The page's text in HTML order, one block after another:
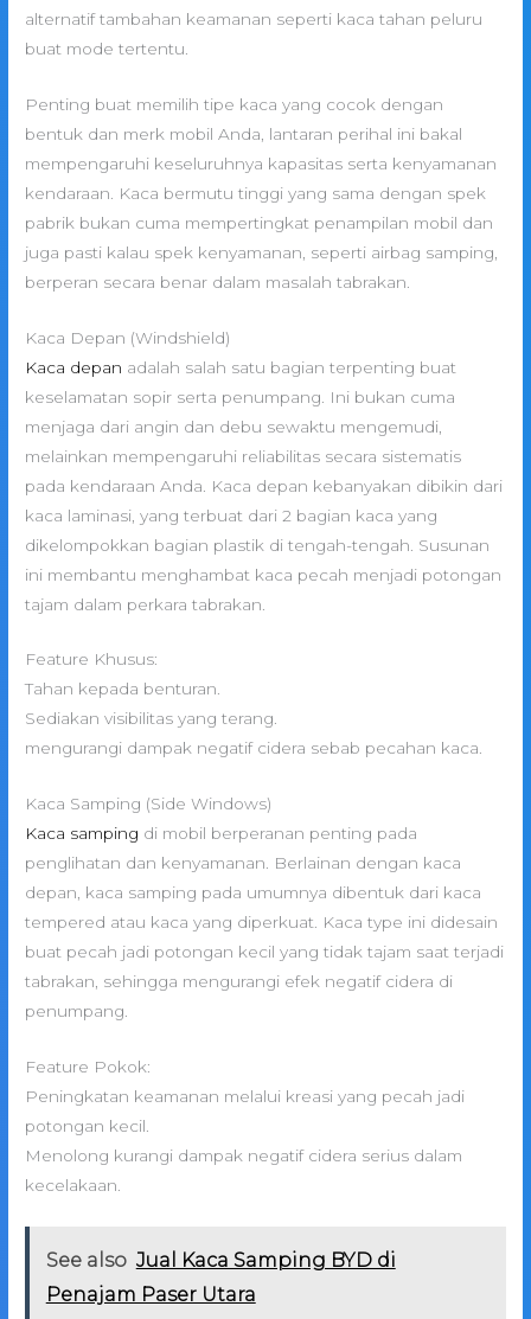
alternatif tambahan keamanan seperti kaca tahan peluru
buat mode tertentu.
Penting buat memilih tipe kaca yang cocok dengan
bentuk dan merk mobil Anda, lantaran perihal ini bakal
mempengaruhi keseluruhnya kapasitas serta kenyamanan
kendaraan. Kaca bermutu tinggi yang sama dengan spek
pabrik bukan cuma mempertingkat penampilan mobil dan
juga pasti kalau spek kenyamanan, seperti airbag samping,
berperan secara benar dalam masalah tabrakan.
Kaca Depan (Windshield)
Kaca depan adalah salah satu bagian terpenting buat
keselamatan sopir serta penumpang. Ini bukan cuma
menjaga dari angin dan debu sewaktu mengemudi,
melainkan mempengaruhi reliabilitas secara sistematis
pada kendaraan Anda. Kaca depan kebanyakan dibikin dari
kaca laminasi, yang terbuat dari 2 bagian kaca yang
dikelompokkan bagian plastik di tengah-tengah. Susunan
ini membantu menghambat kaca pecah menjadi potongan
tajam dalam perkara tabrakan.
Feature Khusus:
Tahan kepada benturan.
Sediakan visibilitas yang terang.
mengurangi dampak negatif cidera sebab pecahan kaca.
Kaca Samping (Side Windows)
Kaca samping di mobil berperanan penting pada
penglihatan dan kenyamanan. Berlainan dengan kaca
depan, kaca samping pada umumnya dibentuk dari kaca
tempered atau kaca yang diperkuat. Kaca type ini didesain
buat pecah jadi potongan kecil yang tidak tajam saat terjadi
tabrakan, sehingga mengurangi efek negatif cidera di
penumpang.
Feature Pokok:
Peningkatan keamanan melalui kreasi yang pecah jadi
potongan kecil.
Menolong kurangi dampak negatif cidera serius dalam
kecelakaan.
See also Jual Kaca Samping BYD di
Penajam Paser Utara